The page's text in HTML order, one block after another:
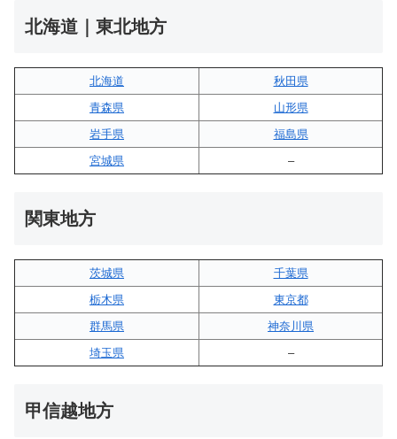
北海道｜東北地方
北海道
秋田県
青森県
山形県
岩手県
福島県
宮城県
–
関東地方
茨城県
千葉県
栃木県
東京都
群馬県
神奈川県
埼玉県
–
甲信越地方